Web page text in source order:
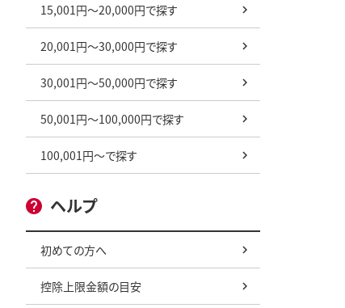
15,001円～20,000円で探す
20,001円～30,000円で探す
30,001円～50,000円で探す
50,001円～100,000円で探す
100,001円～で探す
ヘルプ
初めての方へ
控除上限金額の目安